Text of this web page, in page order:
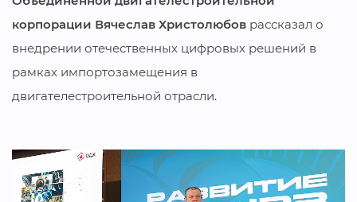
корпорации Вячеслав Христолюбов рассказал о
внедрении отечественных цифровых решений в
рамках импортозамещения в
двигателестроительной отрасли.